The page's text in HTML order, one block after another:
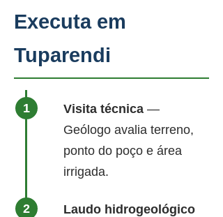
Executa em
Tuparendi
Visita técnica —
Geólogo avalia terreno,
ponto do poço e área
irrigada.
Laudo hidrogeológico